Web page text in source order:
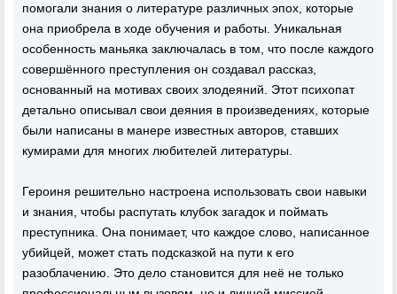
помогали знания о литературе различных эпох, которые
она приобрела в ходе обучения и работы. Уникальная
особенность маньяка заключалась в том, что после каждого
совершённого преступления он создавал рассказ,
основанный на мотивах своих злодеяний. Этот психопат
детально описывал свои деяния в произведениях, которые
были написаны в манере известных авторов, ставших
кумирами для многих любителей литературы.
Героиня решительно настроена использовать свои навыки
и знания, чтобы распутать клубок загадок и поймать
преступника. Она понимает, что каждое слово, написанное
убийцей, может стать подсказкой на пути к его
разоблачению. Это дело становится для неё не только